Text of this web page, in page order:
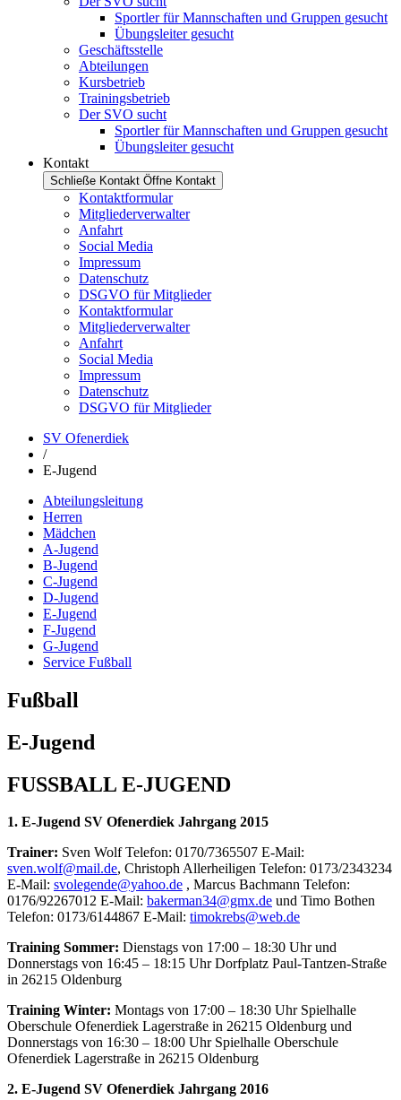
Sportler für Mannschaften und Gruppen gesucht
Übungsleiter gesucht
Geschäftsstelle
Abteilungen
Kursbetrieb
Trainingsbetrieb
Der SVO sucht
Sportler für Mannschaften und Gruppen gesucht
Übungsleiter gesucht
Kontakt
Schließe Kontakt Öffne Kontakt
Kontaktformular
Mitgliederverwalter
Anfahrt
Social Media
Impressum
Datenschutz
DSGVO für Mitglieder
Kontaktformular
Mitgliederverwalter
Anfahrt
Social Media
Impressum
Datenschutz
DSGVO für Mitglieder
SV Ofenerdiek
/
E-Jugend
Abteilungsleitung
Herren
Mädchen
A-Jugend
B-Jugend
C-Jugend
D-Jugend
E-Jugend
F-Jugend
G-Jugend
Service Fußball
Fußball
E-Jugend
FUSSBALL E-JUGEND
1. E-Jugend SV Ofenerdiek Jahrgang 2015
Trainer: Sven Wolf Telefon: 0170/7365507 E-Mail:
sven.wolf@mail.de, Christoph Allerheiligen Telefon: 0173/2343234
E-Mail: svolegende@yahoo.de , Marcus Bachmann Telefon:
0176/92267012 E-Mail: bakerman34@gmx.de und Timo Bothen
Telefon: 0173/6144867 E-Mail: timokrebs@web.de
Training Sommer: Dienstags von 17:00 – 18:30 Uhr und
Donnerstags von 16:45 – 18:15 Uhr Dorfplatz Paul-Tantzen-Straße
in 26215 Oldenburg
Training Winter: Montags von 17:00 – 18:30 Uhr Spielhalle
Oberschule Ofenerdiek Lagerstraße in 26215 Oldenburg und
Donnerstags von 16:30 – 18:00 Uhr Spielhalle Oberschule
Ofenerdiek Lagerstraße in 26215 Oldenburg
2. E-Jugend SV Ofenerdiek Jahrgang 2016